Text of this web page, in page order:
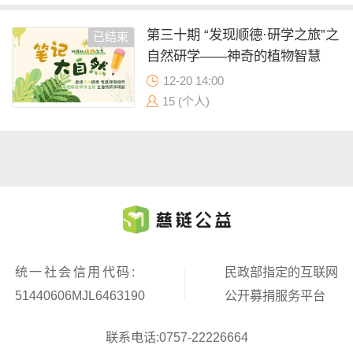
已结束
第三十期 “发现顺德·研学之旅”之
自然研学——神奇的植物智慧
12-20 14:00
15 (个人)
统一社会信用代码:
51440606MJL6463190
民政部指定的互联网
公开募捐服务平台
联系电话:0757-22226664